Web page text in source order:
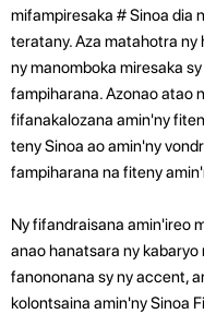
mifampiresaka # Sinoa dia
teratany. Aza matahotra ny
ny manomboka miresaka
fampiharana. Azonao atao
fifanakalozana amin'ny
teny Sinoa ao amin'ny
fampiharana na fiteny
Ny fifandraisana amin'ireo
anao hanatsara ny
fanononana sy ny accent,
kolontsaina amin'ny Sinoa